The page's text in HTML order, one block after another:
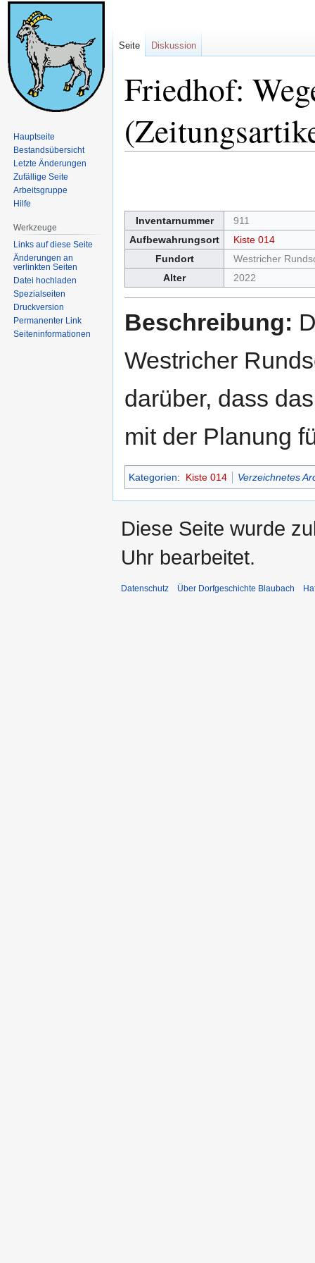
Friedhof:
Inventarnummer
911
Aufbewahrungsort
Kiste 014
Fundort
Westricher
Alter
2022
Beschreibung:
Westricher
darüber, dass
mit der Planung
Kategorien: Kiste 014 Verzeichnetes
Seite Diskussion
Hauptseite
Bestandsübersicht
Letzte Änderungen
Zufällige Seite
Arbeitsgruppe
Hilfe
Werkzeuge
Links auf diese Seite
Änderungen an
verlinkten Seiten
Datei hochladen
Spezialseiten
Druckversion
Permanenter Link
Seiten­informationen
Diese Seite wurde
Uhr bearbeitet.
Datenschutz Über Dorfgeschichte Blaubach